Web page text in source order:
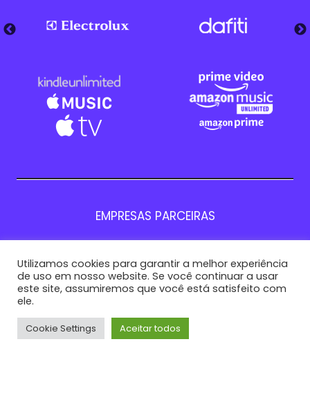
EMPRESAS PARCEIRAS
Utilizamos cookies para garantir a melhor experiência
de uso em nosso website. Se você continuar a usar
este site, assumiremos que você está satisfeito com
ele.
Cookie Settings Aceitar todos